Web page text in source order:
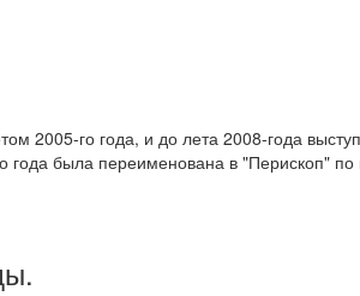
2005-го года, и до лета 2008-года
года была переименована в "Перископ"
.